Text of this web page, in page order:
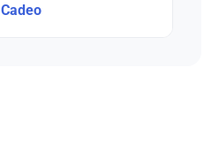
Cadeo